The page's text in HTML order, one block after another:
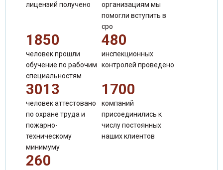
лицензий получено
организациям мы
помогли вступить в
сро
1850
человек прошли
обучение по рабочим
специальностям
480
инспекционных
контролей проведено
3013
человек аттестовано
по охране труда и
пожарно-
техническому
минимуму
1700
компаний
присоединились к
числу постоянных
наших клиентов
260
Сергиенко Валентина Александровна
Специалист по продажам